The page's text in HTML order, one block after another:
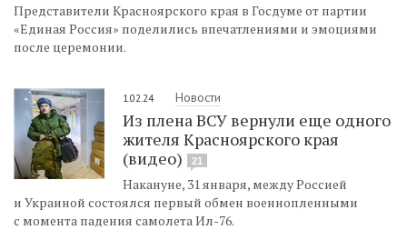
Представители Красноярского края в Госдуме от партии
«Единая Россия» поделились впечатлениями и эмоциями
после церемонии.
1.02.24 Новости
Из плена ВСУ вернули еще одного
жителя Красноярского края
(видео)
21
Накануне, 31 января, между Россией
и Украиной состоялся первый обмен военнопленными
с момента падения самолета Ил-76.